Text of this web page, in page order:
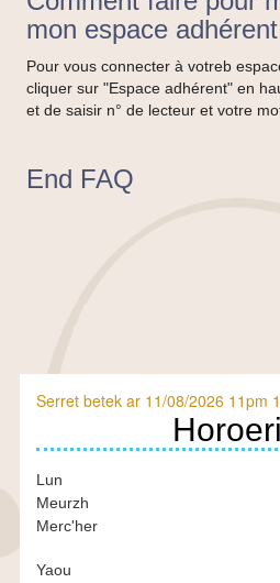
mon espace
Pour vous connecter à votreb
cliquer sur "Espace adhérent" en
et de saisir n° de lecteur et votre
End FAQ
En
bref-
BR
Serret betek ar 11/08/2026 11pm
Lun
Meurzh
Merc'her
Yaou